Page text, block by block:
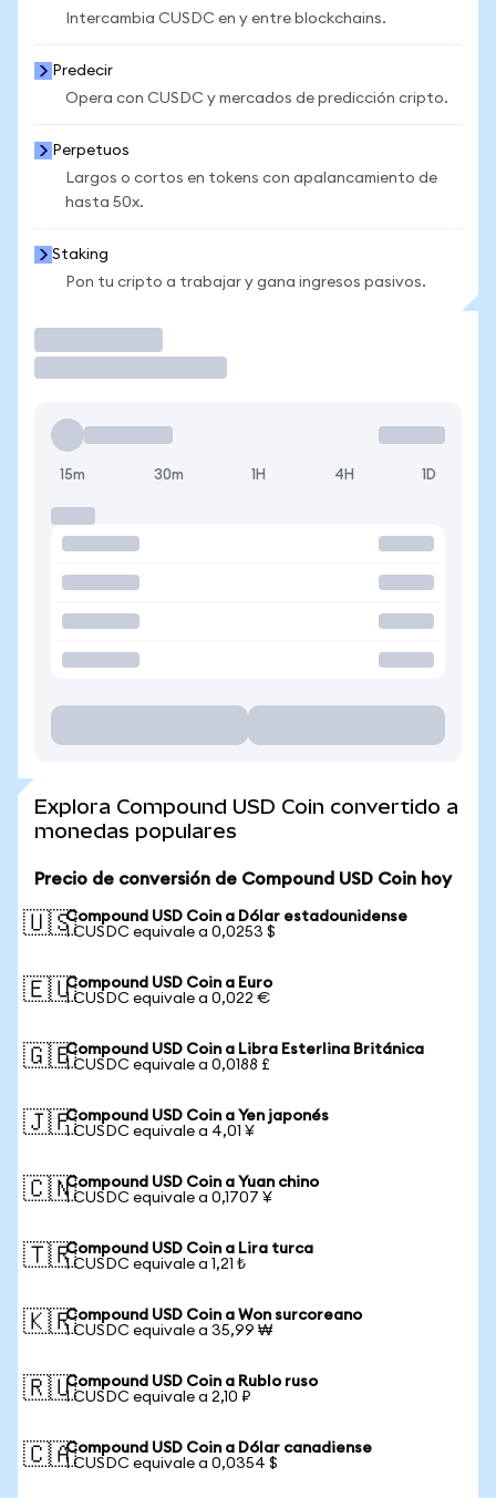
Intercambia CUSDC en y entre blockchains.
Predecir
Opera con CUSDC y mercados de predicción cripto.
Perpetuos
Largos o cortos en tokens con apalancamiento de
hasta 50x.
Staking
Pon tu cripto a trabajar y gana ingresos pasivos.
15m 30m 1H 4H 1D
Explora Compound USD Coin convertido a
monedas populares
Precio de conversión de Compound USD Coin hoy
🇺🇸Compound USD Coin a Dólar estadounidense
1 CUSDC equivale a 0,0253 $
🇪🇺Compound USD Coin a Euro
1 CUSDC equivale a 0,022 €
🇬🇧Compound USD Coin a Libra Esterlina Británica
1 CUSDC equivale a 0,0188 £
🇯🇵Compound USD Coin a Yen japonés
1 CUSDC equivale a 4,01 ¥
🇨🇳Compound USD Coin a Yuan chino
1 CUSDC equivale a 0,1707 ¥
🇹🇷Compound USD Coin a Lira turca
1 CUSDC equivale a 1,21 ₺
🇰🇷Compound USD Coin a Won surcoreano
1 CUSDC equivale a 35,99 ₩
🇷🇺Compound USD Coin a Rublo ruso
1 CUSDC equivale a 2,10 ₽
🇨🇦Compound USD Coin a Dólar canadiense
1 CUSDC equivale a 0,0354 $